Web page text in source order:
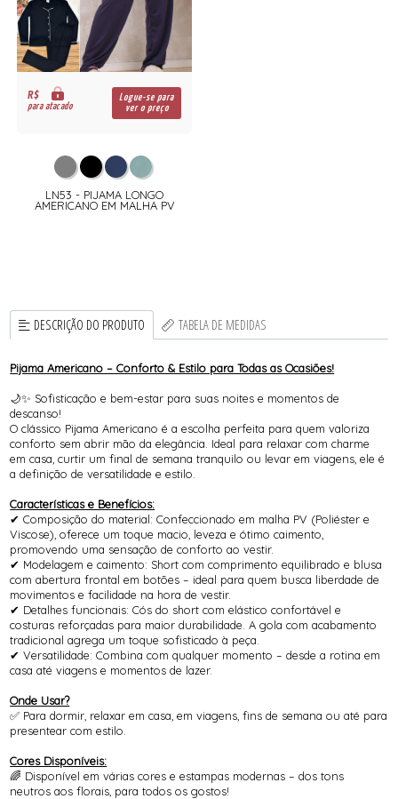
R$
para atacado
Logue-se para
ver o preço
LN53 - PIJAMA LONGO
AMERICANO EM MALHA PV
DESCRIÇÃO DO PRODUTO TABELA DE MEDIDAS
Pijama Americano – Conforto & Estilo para Todas as Ocasiões!
🌙✨ Sofisticação e bem-estar para suas noites e momentos de
descanso!
O clássico Pijama Americano é a escolha perfeita para quem valoriza
conforto sem abrir mão da elegância. Ideal para relaxar com charme
em casa, curtir um final de semana tranquilo ou levar em viagens, ele é
a definição de versatilidade e estilo.
Características e Benefícios:
✔ Composição do material: Confeccionado em malha PV (Poliéster e
Viscose), oferece um toque macio, leveza e ótimo caimento,
promovendo uma sensação de conforto ao vestir.
✔ Modelagem e caimento: Short com comprimento equilibrado e blusa
com abertura frontal em botões – ideal para quem busca liberdade de
movimentos e facilidade na hora de vestir.
✔ Detalhes funcionais: Cós do short com elástico confortável e
costuras reforçadas para maior durabilidade. A gola com acabamento
tradicional agrega um toque sofisticado à peça.
✔ Versatilidade: Combina com qualquer momento – desde a rotina em
casa até viagens e momentos de lazer.
Onde Usar?
✅ Para dormir, relaxar em casa, em viagens, fins de semana ou até para
presentear com estilo.
Cores Disponíveis:
🌈 Disponível em várias cores e estampas modernas – dos tons
neutros aos florais, para todos os gostos!